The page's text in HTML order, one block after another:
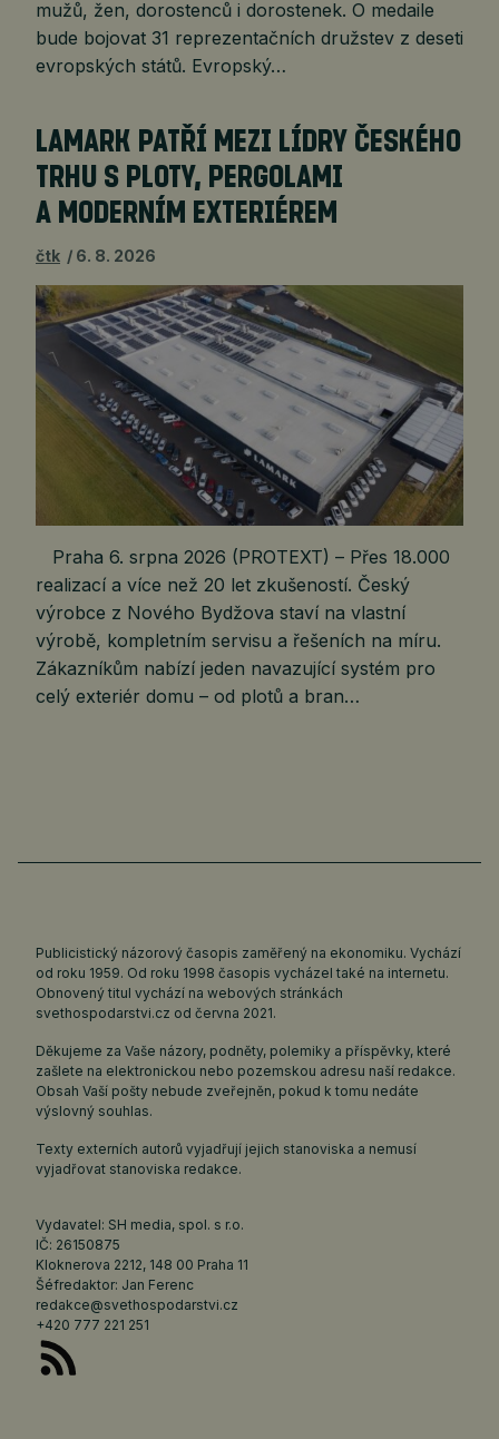
mužů, žen, dorostenců i dorostenek. O medaile
bude bojovat 31 reprezentačních družstev z deseti
evropských států. Evropský…
LAMARK PATŘÍ MEZI LÍDRY ČESKÉHO
TRHU S PLOTY, PERGOLAMI
A MODERNÍM EXTERIÉREM
čtk 6. 8. 2026
Praha 6. srpna 2026 (PROTEXT) – Přes 18.000
realizací a více než 20 let zkušeností. Český
výrobce z Nového Bydžova staví na vlastní
výrobě, kompletním servisu a řešeních na míru.
Zákazníkům nabízí jeden navazující systém pro
celý exteriér domu – od plotů a bran…
Publicistický názorový časopis zaměřený na ekonomiku. Vychází
od roku 1959. Od roku 1998 časopis vycházel také na internetu.
Obnovený titul vychází na webových stránkách
svethospodarstvi.cz od června 2021.
Děkujeme za Vaše názory, podněty, polemiky a příspěvky, které
zašlete na elektronickou nebo pozemskou adresu naší redakce.
Obsah Vaší pošty nebude zveřejněn, pokud k tomu nedáte
výslovný souhlas.
Texty externích autorů vyjadřují jejich stanoviska a nemusí
vyjadřovat stanoviska redakce.
Vydavatel: SH media, spol. s r.o.
IČ: 26150875
Kloknerova 2212, 148 00 Praha 11
Šéfredaktor: Jan Ferenc
redakce@svethospodarstvi.cz
+420 777 221 251